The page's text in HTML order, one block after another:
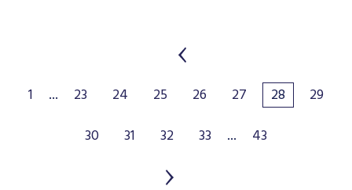
1 ... 23 24 25 26 27 28
29
30
31 32 33 ... 43